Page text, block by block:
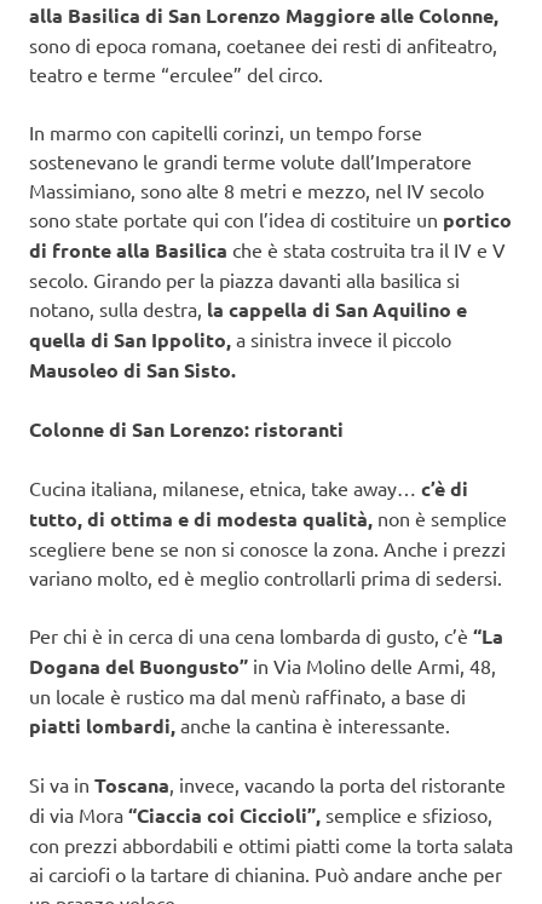
alla Basilica di San Lorenzo Maggiore alle Colonne,
sono di epoca romana, coetanee dei resti di anfiteatro,
teatro e terme “erculee” del circo.
In marmo con capitelli corinzi, un tempo forse
sostenevano le grandi terme volute dall’Imperatore
Massimiano, sono alte 8 metri e mezzo, nel IV secolo
sono state portate qui con l’idea di costituire un portico
di fronte alla Basilica che è stata costruita tra il IV e V
secolo. Girando per la piazza davanti alla basilica si
notano, sulla destra, la cappella di San Aquilino e
quella di San Ippolito, a sinistra invece il piccolo
Mausoleo di San Sisto.
Colonne di San Lorenzo: ristoranti
Cucina italiana, milanese, etnica, take away… c’è di
tutto, di ottima e di modesta qualità, non è semplice
scegliere bene se non si conosce la zona. Anche i prezzi
variano molto, ed è meglio controllarli prima di sedersi.
Per chi è in cerca di una cena lombarda di gusto, c’è “La
Dogana del Buongusto” in Via Molino delle Armi, 48,
un locale è rustico ma dal menù raffinato, a base di
piatti lombardi, anche la cantina è interessante.
Si va in Toscana , invece, vacando la porta del ristorante
di via Mora “Ciaccia coi Ciccioli”, semplice e sfizioso,
con prezzi abbordabili e ottimi piatti come la torta salata
ai carciofi o la tartare di chianina. Può andare anche per